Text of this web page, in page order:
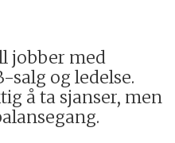
jobber med
og ledelse.
å ta sjanser, men